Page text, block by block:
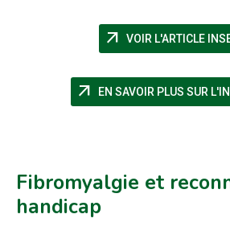
arrow_outward VOIR L'ARTICLE
arrow_outward EN SAVOIR PLUS SUR
Fibromyalgie et
handicap